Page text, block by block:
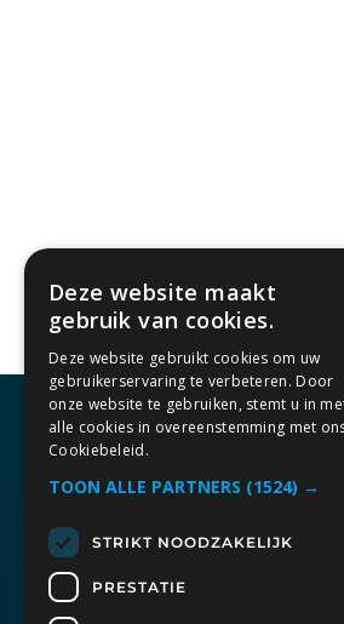
Beschrijving
Kom gezellig langs in
Openingstijden
Maandag t/m vrijdag 10:30
Openingstijden
Deze website maakt
gebruik van cookies.
Deze website gebruikt cookies om uw
gebruikerservaring te verbeteren. Door
onze website te gebruiken, stemt u in
alle cookies in overeenstemming met
Cookiebeleid.
TOON ALLE PARTNERS (1524) →
STRIKT NOODZAKELIJK
PRESTATIE